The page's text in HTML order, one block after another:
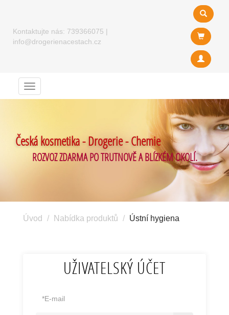
Kontaktujte nás: 739366075 |
info@drogerienacestach.cz
Menu
Česká kosmetika - Drogerie - Chemie
ROZVOZ ZDARMA PO TRUTNOVĚ A BLÍZKÉM OKOLÍ.
Úvod Nabídka produktů Ústní hygiena
UŽIVATELSKÝ ÚČET